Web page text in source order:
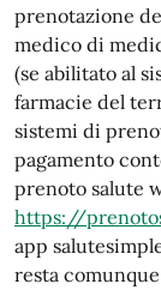
prenotazione
medico di
(se abilitato al
farmacie del
sistemi di
pagamento
prenoto salute
https://
app
resta